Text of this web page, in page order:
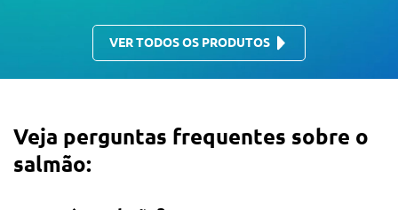
VER TODOS OS PRODUTOS
Veja perguntas frequentes sobre o
salmão: